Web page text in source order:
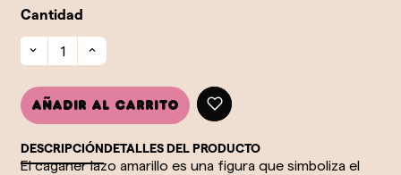
Cantidad
Añadir al carrito
DESCRIPCIÓNDETALLES DEL PRODUCTO
El caganer lazo amarillo es una figura que simboliza el